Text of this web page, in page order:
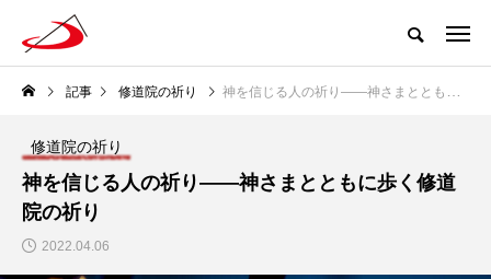
記事 修道院の祈り 神を信じる人の祈り――神さまとともに歩く修道院の祈り
修道院の祈り
神を信じる人の祈り――神さまとともに歩く修道
院の祈り
2022.04.06